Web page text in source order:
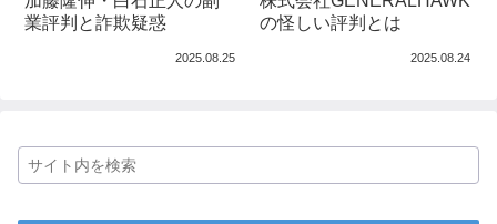
業評判と詐欺疑惑
2025.08.25
の怪しい評判とは
2025.08.24